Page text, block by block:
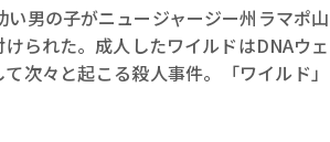
男の子がニュージャージー州ラマポ山
られた。成人したワイルドはDNAウェ
次々と起こる殺人事件。「ワイルド」